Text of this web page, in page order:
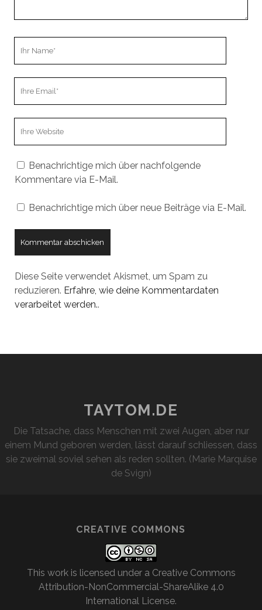
Benachrichtige mich über nachfolgende
Kommentare via E-Mail.
Benachrichtige mich über neue Beiträge via E-Mail.
Diese Seite verwendet Akismet, um Spam zu
reduzieren. Erfahre, wie deine Kommentardaten
verarbeitet werden..
TAYTOM.DE
Die Tatsache, dass Menschen mit zwei Augen, aber nur
einem Mund geboren werden, lässt darauf schliessen, dass
sie zweimal soviel sehen als reden sollten. (Marie Marquise
de Svign)
CREATIVE COMMONS
This work is licensed under a Creative Commons
Attribution-NonCommercial-ShareAlike 4.0
International License.